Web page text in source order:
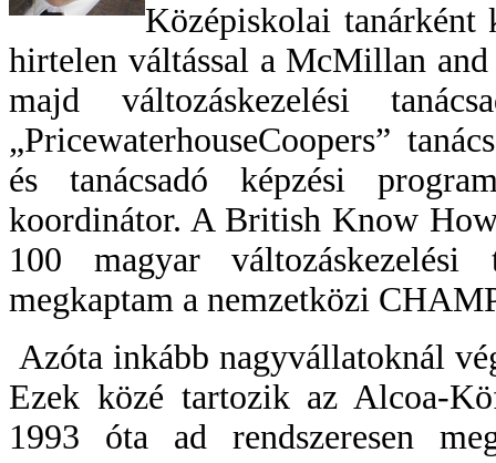
Középiskolai tanárként
hirtelen váltással a McMillan and
majd változáskezelési
„PricewaterhouseCoopers”
és tanácsadó képzési
koordinátor. A British Know
100 magyar
megkaptam a nemzetközi
Azóta inkább nagyvállatoknál
Ezek közé tartozik az Alcoa-
1993 óta ad rendszeresen